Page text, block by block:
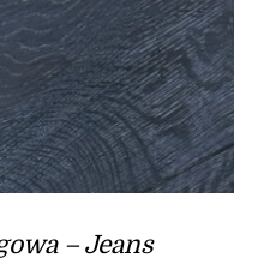
– Jeans